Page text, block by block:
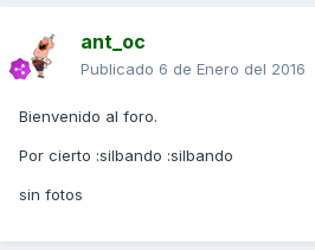
ant_oc
Publicado 6 de Enero del 2016
Bienvenido al foro.
Por cierto :silbando :silbando
sin fotos